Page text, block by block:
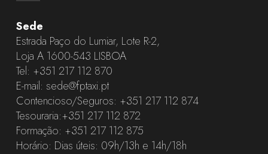
Sede
Estrada Paço do Lumiar, Lote R-2,
Loja A 1600-543 LISBOA
Tel: +351 217 112 870
E-mail: sede@fptaxi.pt
Contencioso/Seguros: +351 217 112 874
Tesouraria:+351 217 112 872
Formação: +351 217 112 875
Horário: Dias úteis: 09h/13h e 14h/18h